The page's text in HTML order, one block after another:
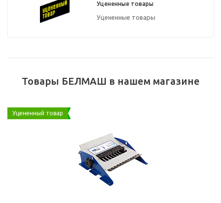
Уцененные товары
Уцененные товары
Товары БЕЛМАШ в нашем магазине
Уцененный товар